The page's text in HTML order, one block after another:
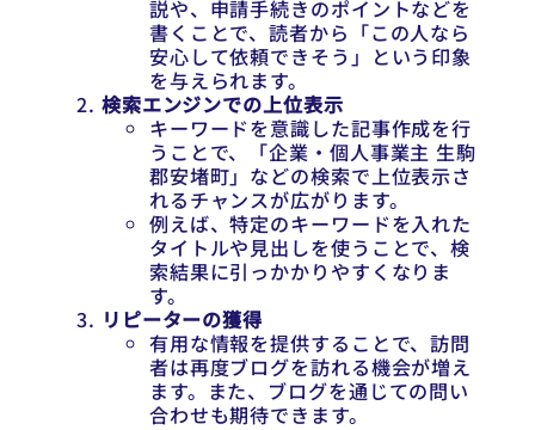
説や、申請手続きのポイントなどを
書くことで、読者から「この人なら
安心して依頼できそう」という印象
を与えられます。
検索エンジンでの上位表示
キーワードを意識した記事作成を行
うことで、「企業・個人事業主 生駒
郡安堵町」などの検索で上位表示さ
れるチャンスが広がります。
例えば、特定のキーワードを入れた
タイトルや見出しを使うことで、検
索結果に引っかかりやすくなりま
す。
リピーターの獲得
有用な情報を提供することで、訪問
者は再度ブログを訪れる機会が増え
ます。また、ブログを通じての問い
合わせも期待できます。